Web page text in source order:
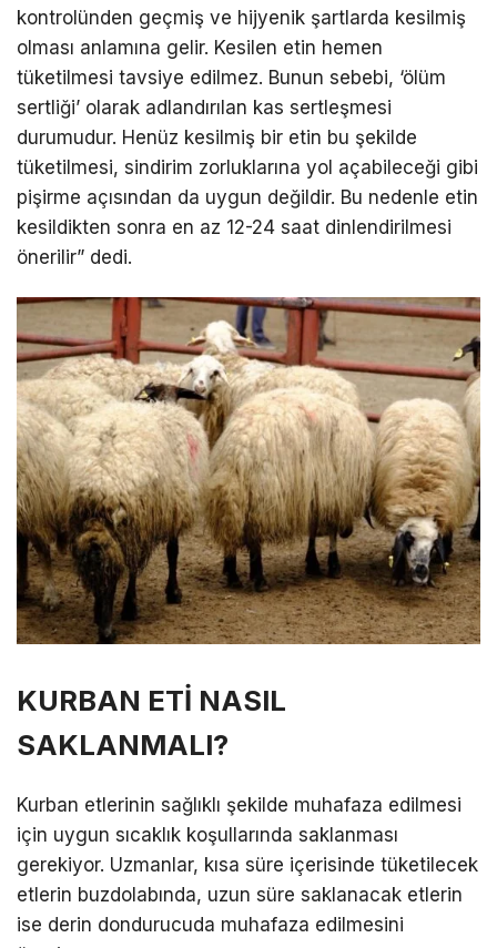
kontrolünden geçmiş ve hijyenik şartlarda kesilmiş
olması anlamına gelir. Kesilen etin hemen
tüketilmesi tavsiye edilmez. Bunun sebebi, ‘ölüm
sertliği’ olarak adlandırılan kas sertleşmesi
durumudur. Henüz kesilmiş bir etin bu şekilde
tüketilmesi, sindirim zorluklarına yol açabileceği gibi
pişirme açısından da uygun değildir. Bu nedenle etin
kesildikten sonra en az 12-24 saat dinlendirilmesi
önerilir” dedi.
KURBAN ETİ NASIL
SAKLANMALI?
Kurban etlerinin sağlıklı şekilde muhafaza edilmesi
için uygun sıcaklık koşullarında saklanması
gerekiyor. Uzmanlar, kısa süre içerisinde tüketilecek
etlerin buzdolabında, uzun süre saklanacak etlerin
ise derin dondurucuda muhafaza edilmesini